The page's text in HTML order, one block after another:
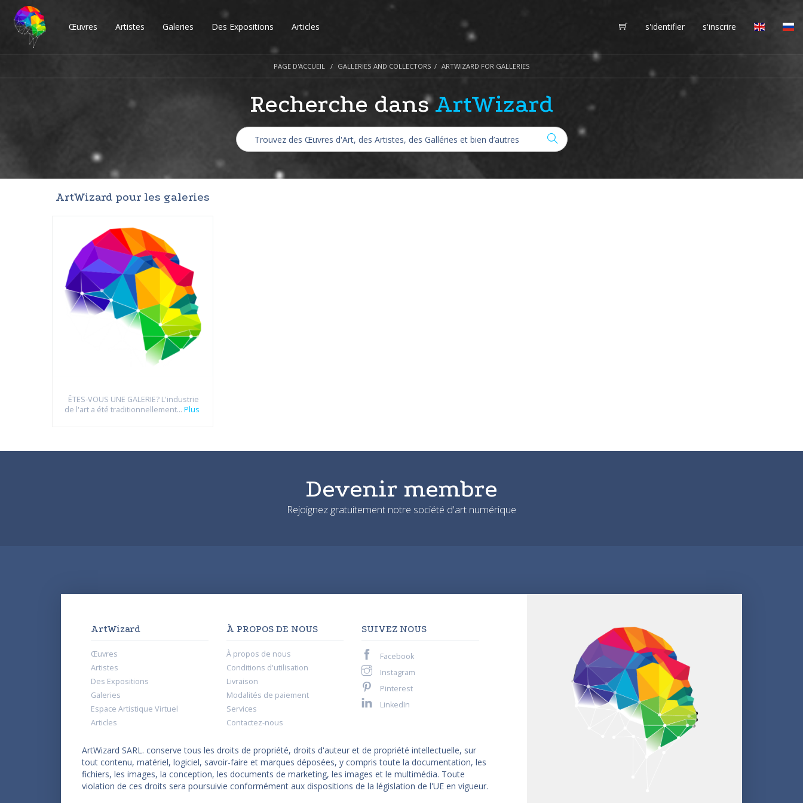
Œuvres Artistes Galeries Des Expositions Articles s'identifier s'inscrire
PAGE D'ACCUEIL GALLERIES AND COLLECTORS ARTWIZARD FOR GALLERIES
Recherche dansArtWizard
ArtWizard pour les galeries
ÊTES-VOUS UNE GALERIE? L'industrie
de l'art a été traditionnellement... Plus
Devenir membre
Rejoignez gratuitement notre société d'art numérique
ArtWizard
Œuvres
Artistes
Des Expositions
Galeries
Espace Artistique Virtuel
Articles
À PROPOS DE NOUS
À propos de nous
Conditions d'utilisation
Livraison
Modalités de paiement
Services
Contactez-nous
SUIVEZ NOUS
Facebook
Instagram
Pinterest
LinkedIn
ArtWizard SARL. conserve tous les droits de propriété, droits d'auteur et de propriété intellectuelle, sur
tout contenu, matériel, logiciel, savoir-faire et marques déposées, y compris toute la documentation, les
fichiers, les images, la conception, les documents de marketing, les images et le multimédia. Toute
violation de ces droits sera poursuivie conformément aux dispositions de la législation de l'UE en vigueur.